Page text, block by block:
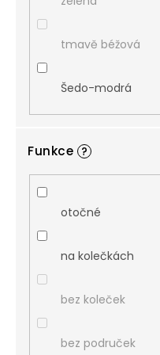
tmavě béžová
Šedo-modrá
Funkce ?
otočné
na kolečkách
bez koleček
bez područek